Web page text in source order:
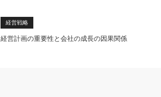
経営戦略
経営計画の重要性と会社の成長の因果関係